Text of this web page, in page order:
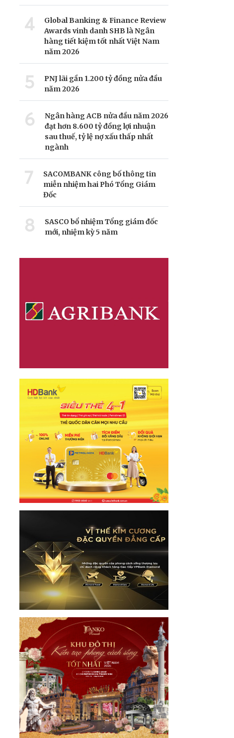
4
Global Banking & Finance Review
Awards vinh danh SHB là Ngân
hàng tiết kiệm tốt nhất Việt Nam
năm 2026
5
PNJ lãi gần 1.200 tỷ đồng nửa đầu
năm 2026
6
Ngân hàng ACB nửa đầu năm 2026
đạt hơn 8.600 tỷ đồng lợi nhuận
sau thuế, tỷ lệ nợ xấu thấp nhất
ngành
7
SACOMBANK công bố thông tin
miễn nhiệm hai Phó Tổng Giám
Đốc
8
SASCO bổ nhiệm Tổng giám đốc
mới, nhiệm kỳ 5 năm